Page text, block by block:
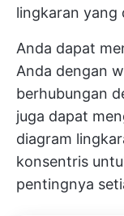
lingkaran yang
Anda dapat
Anda dengan
berhubungan
juga dapat
diagram
konsentris
pentingnya